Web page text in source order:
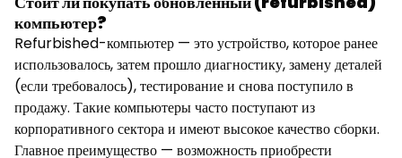
компьютер?
Refurbished-компьютер — это устройство, которое ранее
использовалось, затем прошло диагностику, замену деталей
(если требовалось), тестирование и снова поступило в
продажу. Такие компьютеры часто поступают из
корпоративного сектора и имеют высокое качество сборки.
Главное преимущество — возможность приобрести